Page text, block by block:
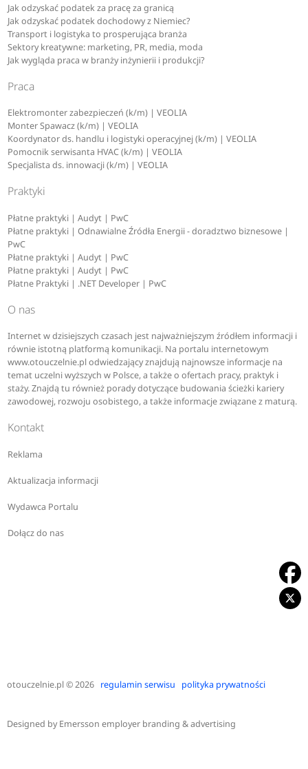
Jak odzyskać podatek za pracę za granicą
Jak odzyskać podatek dochodowy z Niemiec?
Transport i logistyka to prosperująca branża
Sektory kreatywne: marketing, PR, media, moda
Jak wygląda praca w branży inżynierii i produkcji?
Praca
Elektromonter zabezpieczeń (k/m) | VEOLIA
Monter Spawacz (k/m) | VEOLIA
Koordynator ds. handlu i logistyki operacyjnej (k/m) | VEOLIA
Pomocnik serwisanta HVAC (k/m) | VEOLIA
Specjalista ds. innowacji (k/m) | VEOLIA
Praktyki
Płatne praktyki | Audyt | PwC
Płatne praktyki | Odnawialne Źródła Energii - doradztwo biznesowe |
PwC
Płatne praktyki | Audyt | PwC
Płatne praktyki | Audyt | PwC
Płatne Praktyki | .NET Developer | PwC
O nas
Internet w dzisiejszych czasach jest najważniejszym źródłem informacji i
równie istotną platformą komunikacji. Na portalu internetowym
www.otouczelnie.pl odwiedzający znajdują najnowsze informacje na
temat uczelni wyższych w Polsce, a także o ofertach pracy, praktyk i
staży. Znajdą tu również porady dotyczące budowania ścieżki kariery
zawodowej, rozwoju osobistego, a także informacje związane z maturą.
Kontakt
Reklama
Aktualizacja informacji
Wydawca Portalu
Dołącz do nas
otouczelnie.pl© 2026 regulamin serwisu polityka prywatności
Designed byEmersson employer branding & advertising